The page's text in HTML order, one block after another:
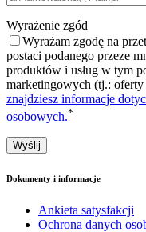
Wyrażenie zgód
Wyrażam zgodę na
postaci podanego przeze
produktów i usług w tym
marketingowych (tj.: oferty
znajdziesz informacje
osobowych.*
Dokumenty i informacje
Ankieta satysfakcji
Ochrona danych